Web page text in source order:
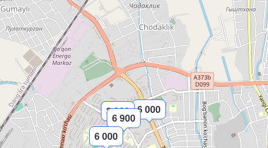
6 000
6 000
6 900
3 000